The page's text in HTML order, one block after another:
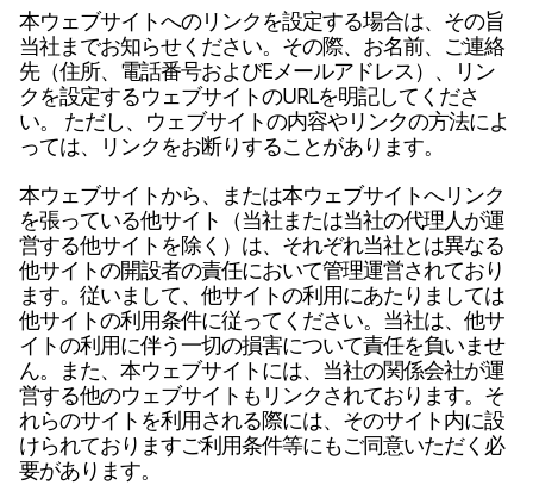
本ウェブサイトへのリンクを設定する場合は、その旨
当社までお知らせください。その際、お名前、ご連絡
先（住所、電話番号およびEメールアドレス）、リン
クを設定するウェブサイトのURLを明記してくださ
い。 ただし、ウェブサイトの内容やリンクの方法によ
っては、リンクをお断りすることがあります。
本ウェブサイトから、または本ウェブサイトへリンク
を張っている他サイト（当社または当社の代理人が運
営する他サイトを除く）は、それぞれ当社とは異なる
他サイトの開設者の責任において管理運営されており
ます。従いまして、他サイトの利用にあたりましては
他サイトの利用条件に従ってください。当社は、他サ
イトの利用に伴う一切の損害について責任を負いませ
ん。また、本ウェブサイトには、当社の関係会社が運
営する他のウェブサイトもリンクされております。そ
れらのサイトを利用される際には、そのサイト内に設
けられておりますご利用条件等にもご同意いただく必
要があります。